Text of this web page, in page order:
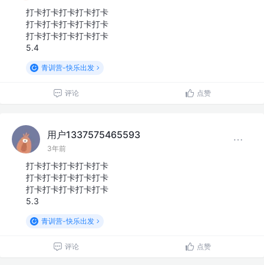
打卡打卡打卡打卡打卡
打卡打卡打卡打卡打卡
打卡打卡打卡打卡打卡
5.4
青训营-快乐出发
评论 点赞
用户1337575465593
3年前
打卡打卡打卡打卡打卡
打卡打卡打卡打卡打卡
打卡打卡打卡打卡打卡
5.3
青训营-快乐出发
评论 点赞